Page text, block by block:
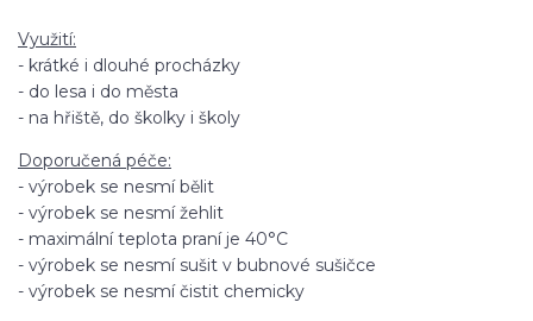
Využití:
- krátké i dlouhé procházky
- do lesa i do města
- na hřiště, do školky i školy
Doporučená péče:
- výrobek se nesmí bělit
- výrobek se nesmí žehlit
- maximální teplota praní je 40°C
- výrobek se nesmí sušit v bubnové sušičce
- výrobek se nesmí čistit chemicky